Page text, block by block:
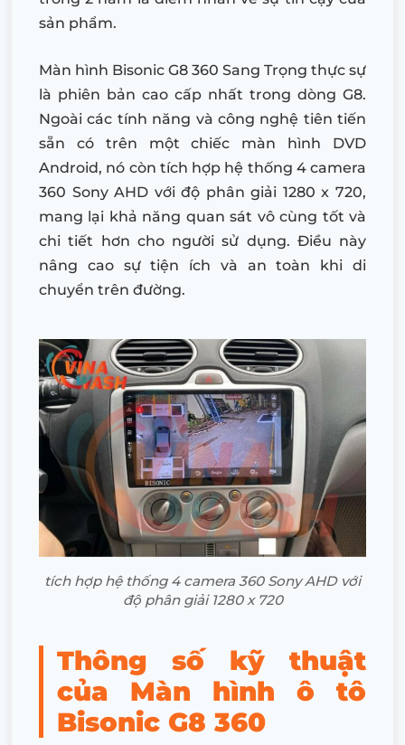
sản phẩm.
Màn hình Bisonic G8 360 Sang Trọng thực sự
là phiên bản cao cấp nhất trong dòng G8.
Ngoài các tính năng và công nghệ tiên tiến
sẵn có trên một chiếc màn hình DVD
Android, nó còn tích hợp hệ thống 4 camera
360 Sony AHD với độ phân giải 1280 x 720,
mang lại khả năng quan sát vô cùng tốt và
chi tiết hơn cho người sử dụng. Điều này
nâng cao sự tiện ích và an toàn khi di
chuyển trên đường.
tích hợp hệ thống 4 camera 360 Sony AHD với
độ phân giải 1280 x 720
Thông số kỹ thuật
của Màn hình ô tô
Bisonic G8 360